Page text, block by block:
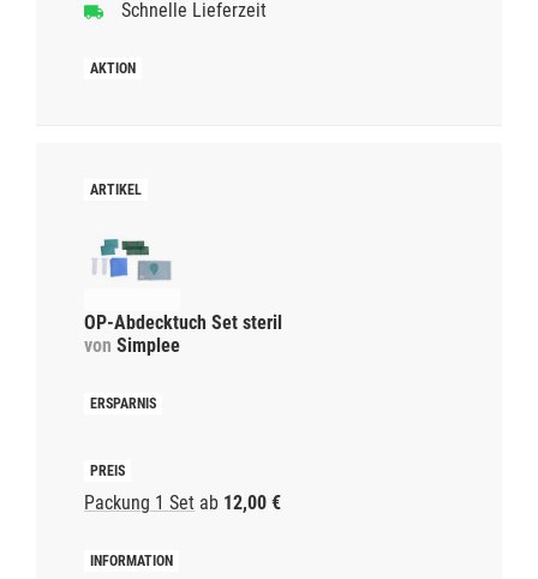
Schnelle Lieferzeit
OP-Abdecktuch Set steril
von Simplee
Packung 1 Set ab 12,00 €